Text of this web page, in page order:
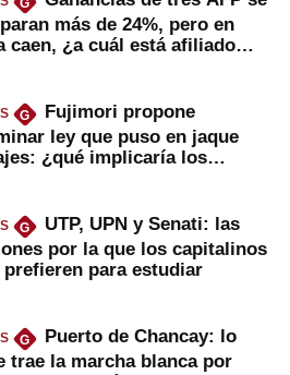
G
más de 24%, pero en
caen, ¿a cuál está afiliado
G
Fujimori propone
ley que puso en jaque
¿qué implicaría los
G
UTP, UPN y Senati: las
por la que los capitalinos
prefieren para estudiar
G
Puerto de Chancay: lo
trae la marcha blanca por